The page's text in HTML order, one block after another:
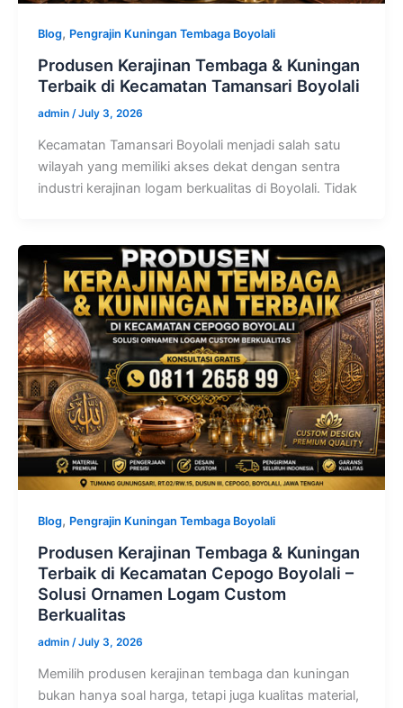
Blog, Pengrajin Kuningan Tembaga Boyolali
Produsen Kerajinan Tembaga & Kuningan
Terbaik di Kecamatan Tamansari Boyolali
admin /July 3, 2026
Kecamatan Tamansari Boyolali menjadi salah satu
wilayah yang memiliki akses dekat dengan sentra
industri kerajinan logam berkualitas di Boyolali. Tidak
Blog, Pengrajin Kuningan Tembaga Boyolali
Produsen Kerajinan Tembaga & Kuningan
Terbaik di Kecamatan Cepogo Boyolali –
Solusi Ornamen Logam Custom
Berkualitas
admin /July 3, 2026
Memilih produsen kerajinan tembaga dan kuningan
bukan hanya soal harga, tetapi juga kualitas material,